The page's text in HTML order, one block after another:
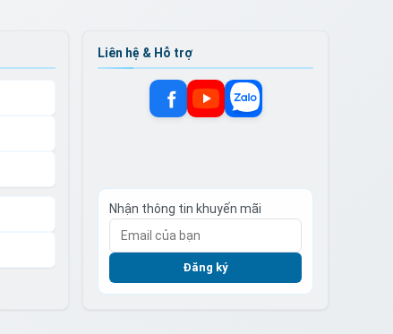
iPhone 17 Pro TPU Space trong suốt
iPhone 17 TPU Space trong suốt tối
Nhận thông tin khuyến mãi
Đăng ký